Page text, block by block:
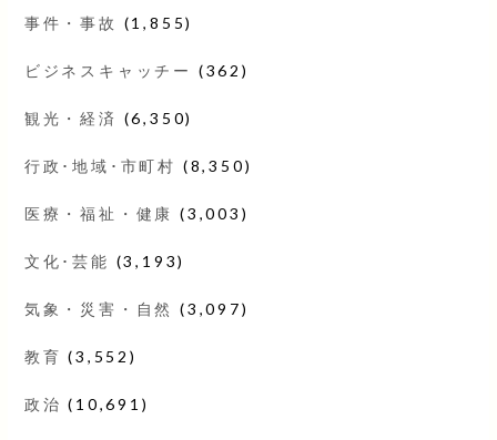
事件・事故 (1,855)
ビジネスキャッチー (362)
観光・経済 (6,350)
行政･地域･市町村 (8,350)
医療・福祉・健康 (3,003)
文化･芸能 (3,193)
気象・災害・自然 (3,097)
教育 (3,552)
政治 (10,691)